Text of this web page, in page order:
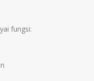
fungsi: